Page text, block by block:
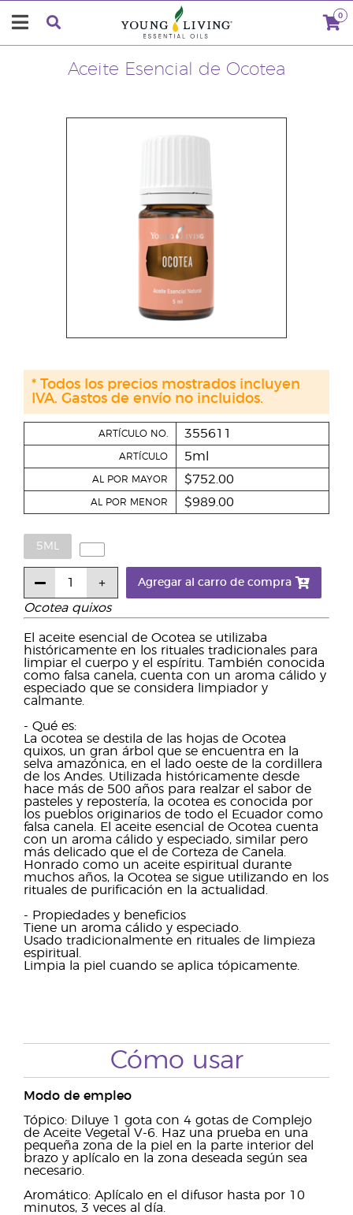
0
Aceite Esencial de Ocotea
Ocotea quixos
El aceite esencial de Ocotea se utilizaba
históricamente en los rituales tradicionales para
limpiar el cuerpo y el espíritu. También conocida
como falsa canela, cuenta con un aroma cálido y
especiado que se considera limpiador y
calmante.
- Qué es:
La ocotea se destila de las hojas de Ocotea
quixos, un gran árbol que se encuentra en la
selva amazónica, en el lado oeste de la cordillera
de los Andes. Utilizada históricamente desde
hace más de 500 años para realzar el sabor de
pasteles y repostería, la ocotea es conocida por
los pueblos originarios de todo el Ecuador como
falsa canela. El aceite esencial de Ocotea cuenta
con un aroma cálido y especiado, similar pero
más delicado que el de Corteza de Canela.
Honrado como un aceite espiritual durante
muchos años, la Ocotea se sigue utilizando en los
rituales de purificación en la actualidad.
- Propiedades y beneficios
Tiene un aroma cálido y especiado.
Usado tradicionalmente en rituales de limpieza
espiritual.
Limpia la piel cuando se aplica tópicamente.
ARTÍCULO NO. 355611
ARTÍCULO 5ml
AL POR MAYOR $752.00
AL POR MENOR $989.00
5ML
Agregar al carro de compra
* Todos los precios mostrados incluyen
IVA. Gastos de envío no incluidos.
Cómo usar
Modo de empleo
Tópico: Diluye 1 gota con 4 gotas de Complejo
de Aceite Vegetal V-6. Haz una prueba en una
pequeña zona de la piel en la parte interior del
brazo y aplícalo en la zona deseada según sea
necesario.
Aromático: Aplícalo en el difusor hasta por 10
minutos, 3 veces al día.